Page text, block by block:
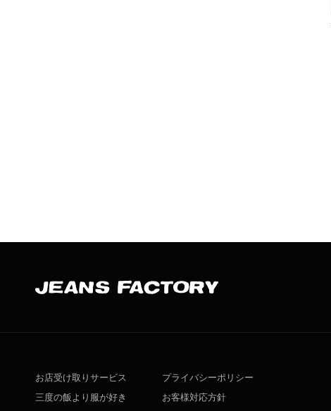
お店受け取りサービス
三度の飯より服が好き
プライバシーポリシー
お客様対応方針